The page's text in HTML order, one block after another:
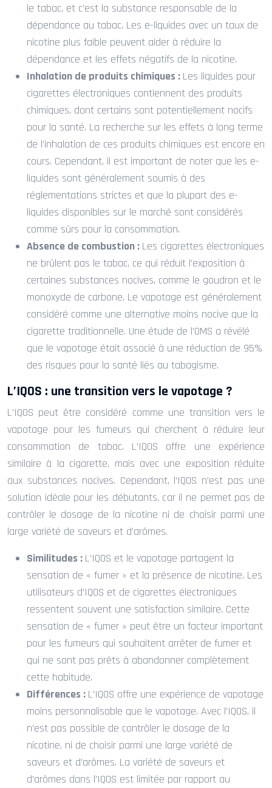
le tabac, et c’est la substance responsable de la
dépendance au tabac. Les e-liquides avec un taux de
nicotine plus faible peuvent aider à réduire la
dépendance et les effets négatifs de la nicotine.
Inhalation de produits chimiques : Les liquides pour
cigarettes électroniques contiennent des produits
chimiques, dont certains sont potentiellement nocifs
pour la santé. La recherche sur les effets à long terme
de l’inhalation de ces produits chimiques est encore en
cours. Cependant, il est important de noter que les e-
liquides sont généralement soumis à des
réglementations strictes et que la plupart des e-
liquides disponibles sur le marché sont considérés
comme sûrs pour la consommation.
Absence de combustion : Les cigarettes électroniques
ne brûlent pas le tabac, ce qui réduit l’exposition à
certaines substances nocives, comme le goudron et le
monoxyde de carbone. Le vapotage est généralement
considéré comme une alternative moins nocive que la
cigarette traditionnelle. Une étude de l’OMS a révélé
que le vapotage était associé à une réduction de 95%
des risques pour la santé liés au tabagisme.
L’IQOS : une transition vers le vapotage ?
L’IQOS peut être considéré comme une transition vers le
vapotage pour les fumeurs qui cherchent à réduire leur
consommation de tabac. L’IQOS offre une expérience
similaire à la cigarette, mais avec une exposition réduite
aux substances nocives. Cependant, l’IQOS n’est pas une
solution idéale pour les débutants, car il ne permet pas de
contrôler le dosage de la nicotine ni de choisir parmi une
large variété de saveurs et d’arômes.
Similitudes : L’IQOS et le vapotage partagent la
sensation de « fumer » et la présence de nicotine. Les
utilisateurs d’IQOS et de cigarettes électroniques
ressentent souvent une satisfaction similaire. Cette
sensation de « fumer » peut être un facteur important
pour les fumeurs qui souhaitent arrêter de fumer et
qui ne sont pas prêts à abandonner complètement
cette habitude.
Différences : L’IQOS offre une expérience de vapotage
moins personnalisable que le vapotage. Avec l’IQOS, il
n’est pas possible de contrôler le dosage de la
nicotine, ni de choisir parmi une large variété de
saveurs et d’arômes. La variété de saveurs et
d’arômes dans l’IQOS est limitée par rapport au